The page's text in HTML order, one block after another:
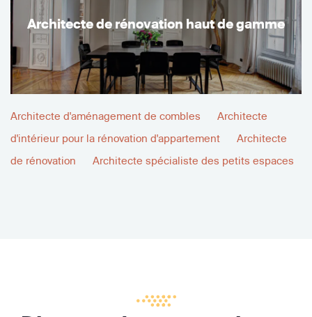
Architecte de rénovation haut de gamme
Architecte d'aménagement de combles
Architecte
d'intérieur pour la rénovation d'appartement
Architecte
de rénovation
Architecte spécialiste des petits espaces